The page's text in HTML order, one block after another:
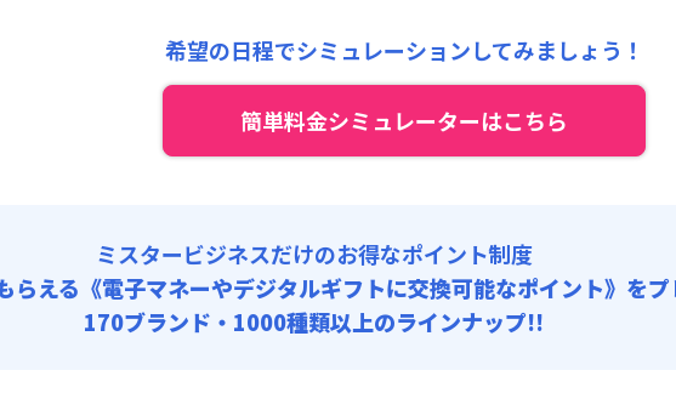
6,000円/月 (200円/日)
事務手数料 : 3,000円/回 (税抜)
12,000円/回 (税抜)
6,000円/月 (200円/日)
希望の日程でシミュレーションしてみましょう！
簡単料金シミュレーターはこちら
ミスタービジネスだけのお得なポイント制度
らえる 《電子マネーやデジタルギフトに交換可能なポイント》を
170ブランド・1000種類以上のラインナップ!!